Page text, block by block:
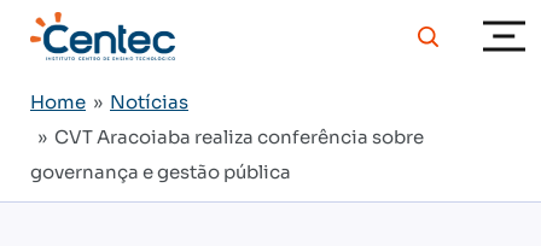
Home » Notícias
» CVT Aracoiaba realiza conferência sobre
governança e gestão pública